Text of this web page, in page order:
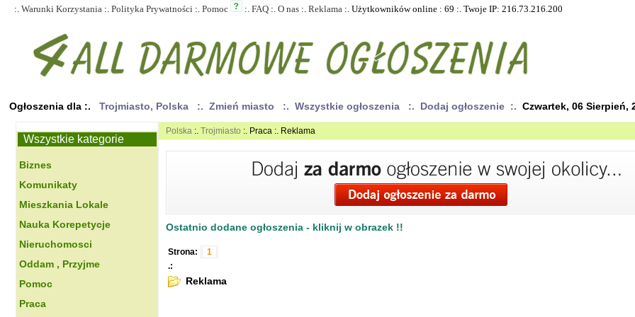
:. Warunki Korzystania :. Polityka Prywatności :. Pomoc :. FAQ :. O nas :. Reklama :. Użytkowników online : 69 :. Twoje IP: 216.73.216.200
Ogłoszenia dla :.Trojmiasto, Polska :. Zmień miasto :. Wszystkie ogłoszenia :. Dodaj ogłoszenie :. Czwartek, 06 Sierpień,
Wszystkie kategorie
Biznes
Komunikaty
Mieszkania Lokale
Nauka Korepetycje
Nieruchomosci
Oddam , Przyjme
Pomoc
Praca
Polska :. Trojmiasto :. Praca :. Reklama
Ostatnio dodane ogłoszenia - kliknij w obrazek !!
Strona:
1
.:
Reklama